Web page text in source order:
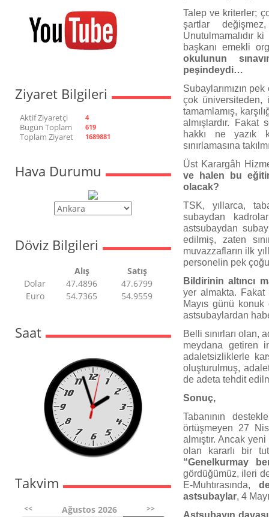
Ziyaret Bilgileri
Aktif Ziyaretçi 4
Bugün Toplam 619
Toplam Ziyaret 1689881
Hava Durumu
Döviz Bilgileri
Alış
Satış
Dolar
47.4896
47.6799
Euro
54.7365 54.9559
Saat
Takvim
<< Ağustos 2026 >>
Talep ve kriterler;
şartlar
Unutulmamalıdır
başkanı emekli
okulunun
peşindeydi…
Subaylarımızın
çok üniversiteden,
tamamlamış,
almışlardır.
hakkı ne yazık
sınırlamasına
Üst Karargâh
ve halen bu
olacak?
TSK, yıllarca,
subaydan
astsubaydan
edilmiş, zaten
muvazzafların ilk
personelin pek
Bildirinin altıncı
yer almakta. Fakat
Mayıs günü
astsubaylardan
Belli sınırları
meydana getiren
adaletsizliklerle
oluşturulmuş,
de adeta tehdit
Sonuç,
Tabanının
örtüşmeyen 27
almıştır. Ancak
olan kararlı bir
“Genelkurmay
gördüğümüz, ileri
E-Muhtırasında,
astsubaylar, 4
Astsubayın